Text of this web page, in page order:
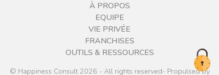
À PROPOS
EQUIPE
VIE PRIVÉE
FRANCHISES
OUTILS & RESSOURCES
© Happiness Consult 2026 - All rights reserved- Propulsed by